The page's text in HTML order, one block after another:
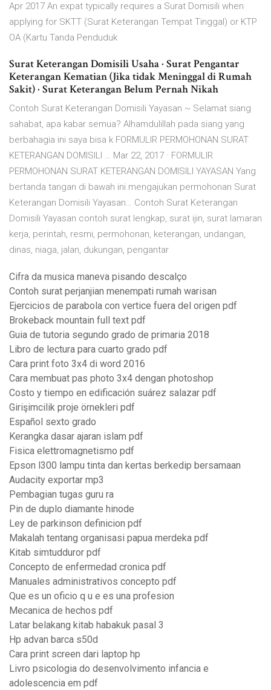
Apr 2017 An expat typically requires a Surat Domisili when
applying for SKTT (Surat Keterangan Tempat Tinggal) or KTP
OA (Kartu Tanda Penduduk
Surat Keterangan Domisili Usaha · Surat Pengantar
Keterangan Kematian (Jika tidak Meninggal di Rumah
Sakit) · Surat Keterangan Belum Pernah Nikah
Contoh Surat Keterangan Domisili Yayasan ~ Selamat siang
sahabat, apa kabar semua? Alhamdulillah pada siang yang
berbahagia ini saya bisa k FORMULIR PERMOHONAN SURAT
KETERANGAN DOMISILI … Mar 22, 2017 · FORMULIR
PERMOHONAN SURAT KETERANGAN DOMISILI YAYASAN Yang
bertanda tangan di bawah ini mengajukan permohonan Surat
Keterangan Domisili Yayasan… Contoh Surat Keterangan
Domisili Yayasan contoh surat lengkap, surat ijin, surat lamaran
kerja, perintah, resmi, permohonan, keterangan, undangan,
dinas, niaga, jalan, dukungan, pengantar
Cifra da musica maneva pisando descalço
Contoh surat perjanjian menempati rumah warisan
Ejercicios de parabola con vertice fuera del origen pdf
Brokeback mountain full text pdf
Guia de tutoria segundo grado de primaria 2018
Libro de lectura para cuarto grado pdf
Cara print foto 3x4 di word 2016
Cara membuat pas photo 3x4 dengan photoshop
Costo y tiempo en edificación suárez salazar pdf
Girişimcilik proje örnekleri pdf
Español sexto grado
Kerangka dasar ajaran islam pdf
Fisica elettromagnetismo pdf
Epson l300 lampu tinta dan kertas berkedip bersamaan
Audacity exportar mp3
Pembagian tugas guru ra
Pin de duplo diamante hinode
Ley de parkinson definicion pdf
Makalah tentang organisasi papua merdeka pdf
Kitab simtudduror pdf
Concepto de enfermedad cronica pdf
Manuales administrativos concepto pdf
Que es un oficio q u e es una profesion
Mecanica de hechos pdf
Latar belakang kitab habakuk pasal 3
Hp advan barca s50d
Cara print screen dari laptop hp
Livro psicologia do desenvolvimento infancia e
adolescencia em pdf